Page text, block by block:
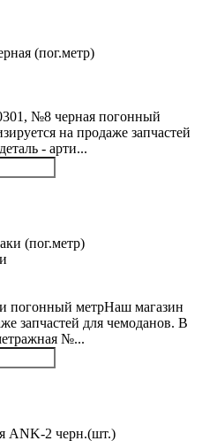
№8 черная погонный
на продаже запчастей
- арти...
погонный метрНаш магазин
запчастей для чемоданов. В
№...